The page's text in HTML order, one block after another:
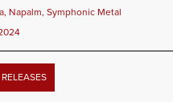
Napalm, Symphonic Metal